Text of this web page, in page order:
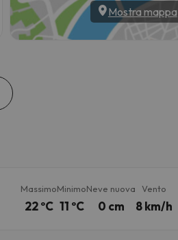
Mostra mappa
Massimo
22 ºC
Minimo
11 ºC
Neve nuova
0 cm
Vento
8 km/h